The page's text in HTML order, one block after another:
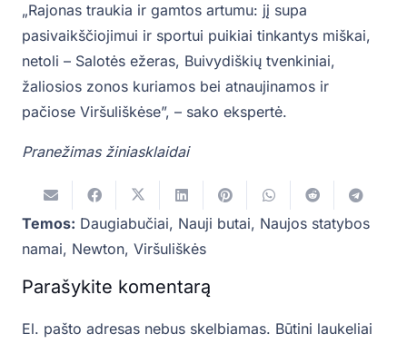
„Rajonas traukia ir gamtos artumu: jį supa
pasivaikščiojimui ir sportui puikiai tinkantys miškai,
netoli – Salotės ežeras, Buivydiškių tvenkiniai,
žaliosios zonos kuriamos bei atnaujinamos ir
pačiose Viršuliškėse”, – sako ekspertė.
Pranežimas žiniasklaidai
Temos: Daugiabučiai, Nauji butai, Naujos statybos
namai, Newton, Viršuliškės
Parašykite komentarą
El. pašto adresas nebus skelbiamas. Būtini laukeliai